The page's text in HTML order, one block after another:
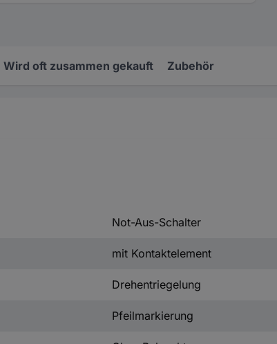
Wird oft zusammen gekauft Zubehör
Not-Aus-Schalter
mit Kontaktelement
Drehentriegelung
Pfeilmarkierung